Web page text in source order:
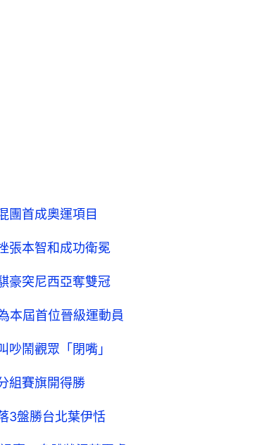
組賽旗開得勝
3盤勝台北葉伊恬
賽 身體狀況惹憂慮
印度逆轉 出線存疑
0 0